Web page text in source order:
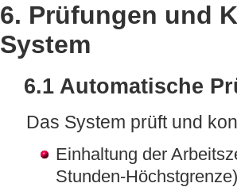
6. Prüfungen und
System
6.1 Automatische
Das System prüft und
Einhaltung der
Stunden-Höchstgrenze)